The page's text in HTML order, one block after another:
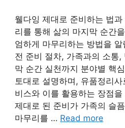
웰다잉 제대로 준비하는 법
리를 통해 삶의 마지막 순간
엄하게 마무리하는 방법을
전 준비 절차, 가족과의 소통,
막 순간 실천까지 분야별 핵
토대로 설명하며, 유품정리
비스와 이를 활용하는 장점
제대로 된 준비가 가족의 슬
마무리를 … Read more